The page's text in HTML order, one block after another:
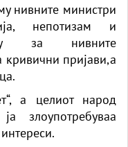
нивните министри
непотизам и
за нивните
пријави,а
а целиот народ
злоупотребуваа